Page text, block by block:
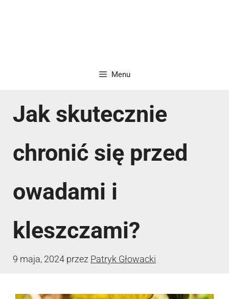
Menu
Jak skutecznie
chronić się przed
owadami i
kleszczami?
9 maja, 2024 przez Patryk Głowacki